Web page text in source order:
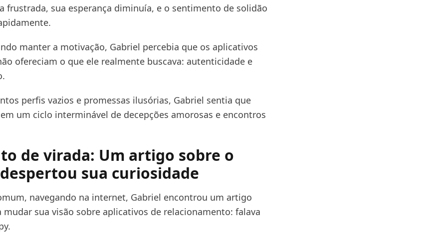
frustrada, sua esperança diminuía, e o sentimento de solidão
manter a motivação, Gabriel percebia que os aplicativos
ofereciam o que ele realmente buscava: autenticidade e
perfis vazios e promessas ilusórias, Gabriel sentia que
um ciclo interminável de decepções amorosas e encontros
de virada: Um artigo sobre o
sua curiosidade
navegando na internet, Gabriel encontrou um artigo
sua visão sobre aplicativos de relacionamento: falava